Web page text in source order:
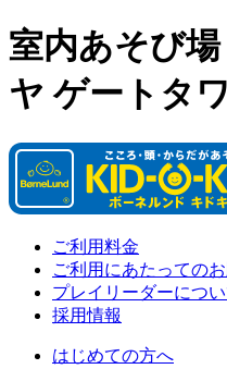
室内あそび
ヤ ゲートタ
ご利用料金
ご利用にあたっての
プレイリーダーにつ
採用情報
はじめての方へ